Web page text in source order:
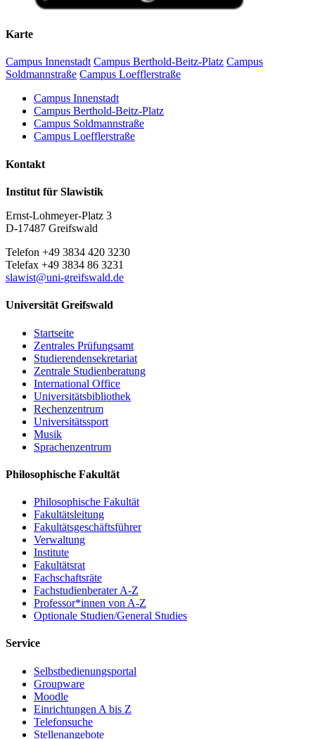
Karte
Campus Innenstadt Campus Berthold-Beitz-Platz Campus
Soldmannstraße Campus Loefflerstraße
Campus Innenstadt
Campus Berthold-Beitz-Platz
Campus Soldmannstraße
Campus Loefflerstraße
Kontakt
Institut für Slawistik
Ernst-Lohmeyer-Platz 3
D-17487 Greifswald
Telefon +49 3834 420 3230
Telefax +49 3834 86 3231
slawist@uni-greifswald.de
Universität Greifswald
Startseite
Zentrales Prüfungsamt
Studierendensekretariat
Zentrale Studienberatung
International Office
Universitätsbibliothek
Rechenzentrum
Universitätssport
Musik
Sprachenzentrum
Philosophische Fakultät
Philosophische Fakultät
Fakultätsleitung
Fakultätsgeschäftsführer
Verwaltung
Institute
Fakultätsrat
Fachschaftsräte
Fachstudienberater A-Z
Professor*innen von A-Z
Optionale Studien/General Studies
Service
Selbstbedienungsportal
Groupware
Moodle
Einrichtungen A bis Z
Telefonsuche
Stellenangebote